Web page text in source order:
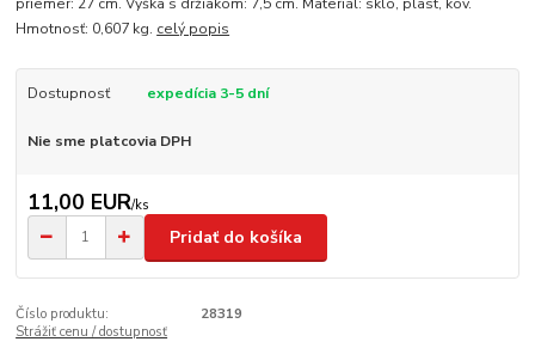
Hmotnosť: 0,607 kg. celý popis
Dostupnosť expedícia 3-5 dní
Nie sme platcovia DPH
11,00 EUR/ks
Pridať do košíka
Číslo produktu:
28319
Strážiť cenu / dostupnosť